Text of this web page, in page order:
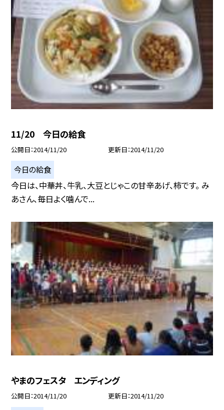
11/20 今日の給食
公開日 2014/11/20 更新日 2014/11/20
今日の給食
今日は、中華丼、牛乳、大豆とじゃこの甘辛あげ、柿です。 み
あさん、毎日よく噛んで...
やまのフェスタ エンディング
公開日 2014/11/20 更新日 2014/11/20